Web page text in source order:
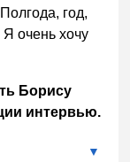
год,
Я очень хочу
Борису
интервью.